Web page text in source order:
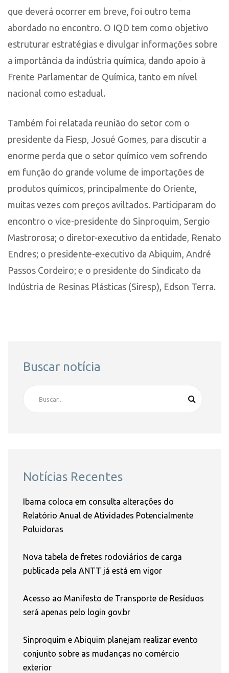
que deverá ocorrer em breve, foi outro tema
abordado no encontro. O IQD tem como objetivo
estruturar estratégias e divulgar informações sobre
a importância da indústria química, dando apoio à
Frente Parlamentar de Química, tanto em nível
nacional como estadual.
Também foi relatada reunião do setor com o
presidente da Fiesp, Josué Gomes, para discutir a
enorme perda que o setor químico vem sofrendo
em função do grande volume de importações de
produtos químicos, principalmente do Oriente,
muitas vezes com preços aviltados. Participaram do
encontro o vice-presidente do Sinproquim, Sergio
Mastrorosa; o diretor-executivo da entidade, Renato
Endres; o presidente-executivo da Abiquim, André
Passos Cordeiro; e o presidente do Sindicato da
Indústria de Resinas Plásticas (Siresp), Edson Terra.
Buscar notícia
Notícias Recentes
Ibama coloca em consulta alterações do
Relatório Anual de Atividades Potencialmente
Poluidoras
Nova tabela de fretes rodoviários de carga
publicada pela ANTT já está em vigor
Acesso ao Manifesto de Transporte de Resíduos
será apenas pelo login gov.br
Sinproquim e Abiquim planejam realizar evento
conjunto sobre as mudanças no comércio
exterior